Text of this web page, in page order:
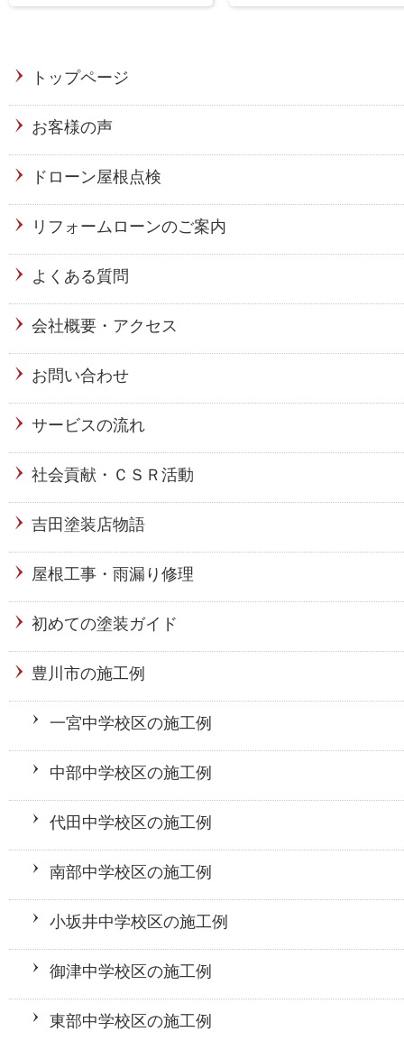
トップページ
お客様の声
ドローン屋根点検
リフォームローンのご案内
よくある質問
会社概要・アクセス
お問い合わせ
サービスの流れ
社会貢献・ＣＳＲ活動
吉田塗装店物語
屋根工事・雨漏り修理
初めての塗装ガイド
豊川市の施工例
一宮中学校区の施工例
中部中学校区の施工例
代田中学校区の施工例
南部中学校区の施工例
小坂井中学校区の施工例
御津中学校区の施工例
東部中学校区の施工例